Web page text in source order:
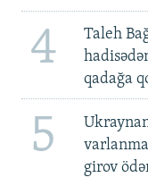
4
Taleh
qadağa
5
girov